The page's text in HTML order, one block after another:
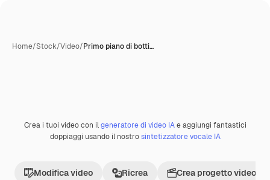
Home/Stock/Video/Primo piano di botti…
PremiumCreata con IA
Crea i tuoi video con ilgeneratore di video IAe aggiungi fantastici
doppiaggi usando il nostrosintetizzatore vocale IA
Modifica video Ricrea Crea progetto video